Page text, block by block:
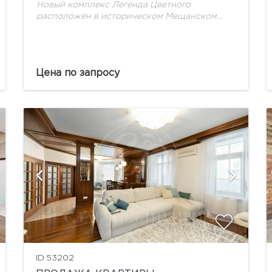
Новый комплекс Легенда Цветного
расположен в историческом Мещанском
Цена по запросу
ID 53202
показать ещё 20 фотографий